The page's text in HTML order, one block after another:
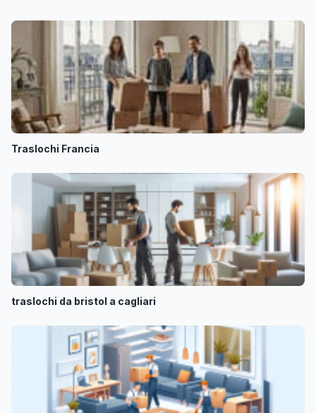
Traslochi Francia
traslochi da bristol a cagliari